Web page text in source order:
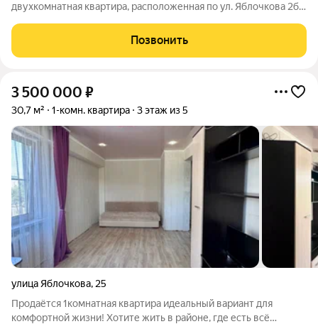
двухкомнатная квартира, расположенная по ул. Яблочкова 2б.
из качественного материала. Делалось для себя. Кафель в
санузле производства Италии.
Позвонить
3 500 000 ₽
30,7 м² 1-комн. квартира 3 этаж из 5
улица Яблочкова, 25
Продаётся 1комнатная квартира идеальный вариант для
комфортной жизни! Хотите жить в районе, где есть всё